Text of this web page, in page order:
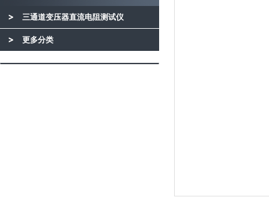
三通道变压器直流电阻测试仪
更多分类